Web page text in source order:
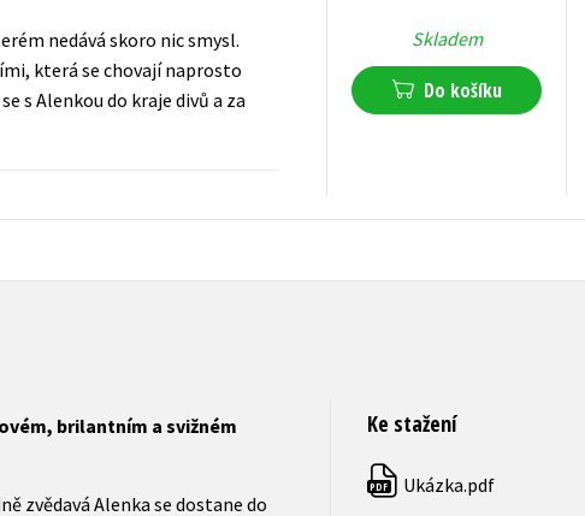
nedává skoro nic smysl.
která se chovají naprosto
s Alenkou do kraje divů a za
Skladem
Do košíku
brilantním a svižném
zvědavá Alenka se dostane do
Ke stažení
PDF Ukázka.pdf